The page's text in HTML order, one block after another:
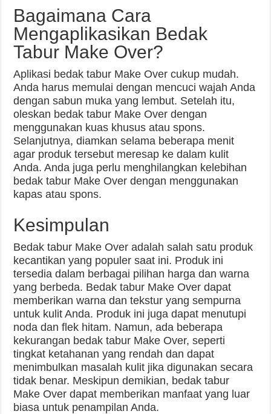
Bagaimana Cara
Mengaplikasikan Bedak
Tabur Make Over?
Aplikasi bedak tabur Make Over cukup mudah.
Anda harus memulai dengan mencuci wajah Anda
dengan sabun muka yang lembut. Setelah itu,
oleskan bedak tabur Make Over dengan
menggunakan kuas khusus atau spons.
Selanjutnya, diamkan selama beberapa menit
agar produk tersebut meresap ke dalam kulit
Anda. Anda juga perlu menghilangkan kelebihan
bedak tabur Make Over dengan menggunakan
kapas atau spons.
Kesimpulan
Bedak tabur Make Over adalah salah satu produk
kecantikan yang populer saat ini. Produk ini
tersedia dalam berbagai pilihan harga dan warna
yang berbeda. Bedak tabur Make Over dapat
memberikan warna dan tekstur yang sempurna
untuk kulit Anda. Produk ini juga dapat menutupi
noda dan flek hitam. Namun, ada beberapa
kekurangan bedak tabur Make Over, seperti
tingkat ketahanan yang rendah dan dapat
menimbulkan masalah kulit jika digunakan secara
tidak benar. Meskipun demikian, bedak tabur
Make Over dapat memberikan manfaat yang luar
biasa untuk penampilan Anda.